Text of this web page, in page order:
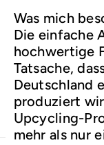
Was mich
Die einfache
hochwertige
Tatsache,
Deutschland
produziert
Upcycling-
mehr als nur